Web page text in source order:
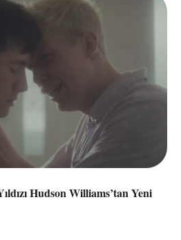
Hudson Williams’tan Yeni